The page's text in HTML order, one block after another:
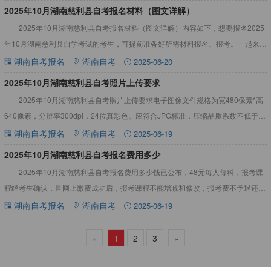
2025年10月湖南慈利县自考报名材料（图文详解）
2025年10月湖南慈利县自考报名材料（图文详解）内容如下，想要报名2025
年10月湖南慈利县自学考试的考生，可提前准备好所需材料报名、报考。一起来看
看吧！2025年10月湖南慈利县自考报名材料（图文
湖南自考报名 湖南自考 2025-06-20
2025年10月湖南慈利县自考照片上传要求
2025年10月湖南慈利县自考照片上传要求电子图像文件规格为宽480像素*高
640像素，分辨率300dpi，24位真彩色。应符合JPG标准，压缩品质系数不低于
60，压缩后文件大小一般在20KB至40K
湖南自考报名 湖南自考 2025-06-19
2025年10月湖南慈利县自考报名费用多少
2025年10月湖南慈利县自考报名费用多少钱已公布，48元每人每科，报考课
程经考生确认，且网上缴费成功后，报考课程不能增减和修改，报考费不予退还。
如遇问题应及时与市州自考管理机构联系。详情见下文：20
湖南自考报名 湖南自考 2025-06-19
« 1 2 3 »